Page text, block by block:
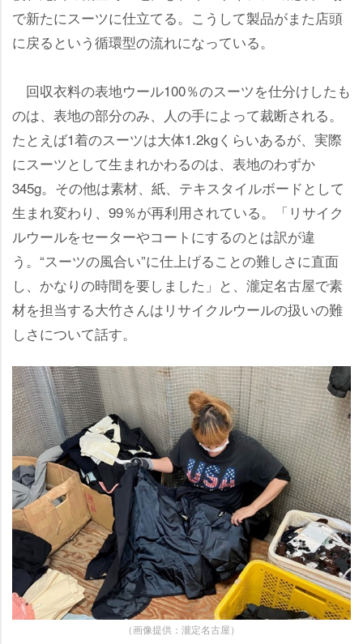
で新たにスーツに仕立てる。こうして製品がまた店頭
に戻るという循環型の流れになっている。
回収衣料の表地ウール100％のスーツを仕分けしたも
のは、表地の部分のみ、人の手によって裁断される。
たとえば1着のスーツは大体1.2kgくらいあるが、実際
にスーツとして生まれかわるのは、表地のわずか
345g。その他は素材、紙、テキスタイルボードとして
生まれ変わり、99％が再利用されている。「リサイク
ルウールをセーターやコートにするのとは訳が違
う。“スーツの風合い”に仕上げることの難しさに直面
し、かなりの時間を要しました」と、瀧定名古屋で素
材を担当する大竹さんはリサイクルウールの扱いの難
しさについて話す。
（画像提供：瀧定名古屋）